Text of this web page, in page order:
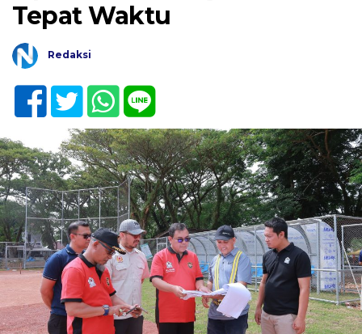
Tepat Waktu
Redaksi